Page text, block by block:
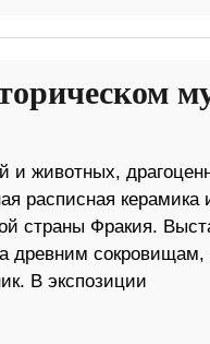
животных,
расписная керамика
страны Фракия.
древним сокровищам,
В экспозиции